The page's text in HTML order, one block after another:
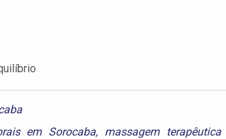
em Sorocaba, massagem